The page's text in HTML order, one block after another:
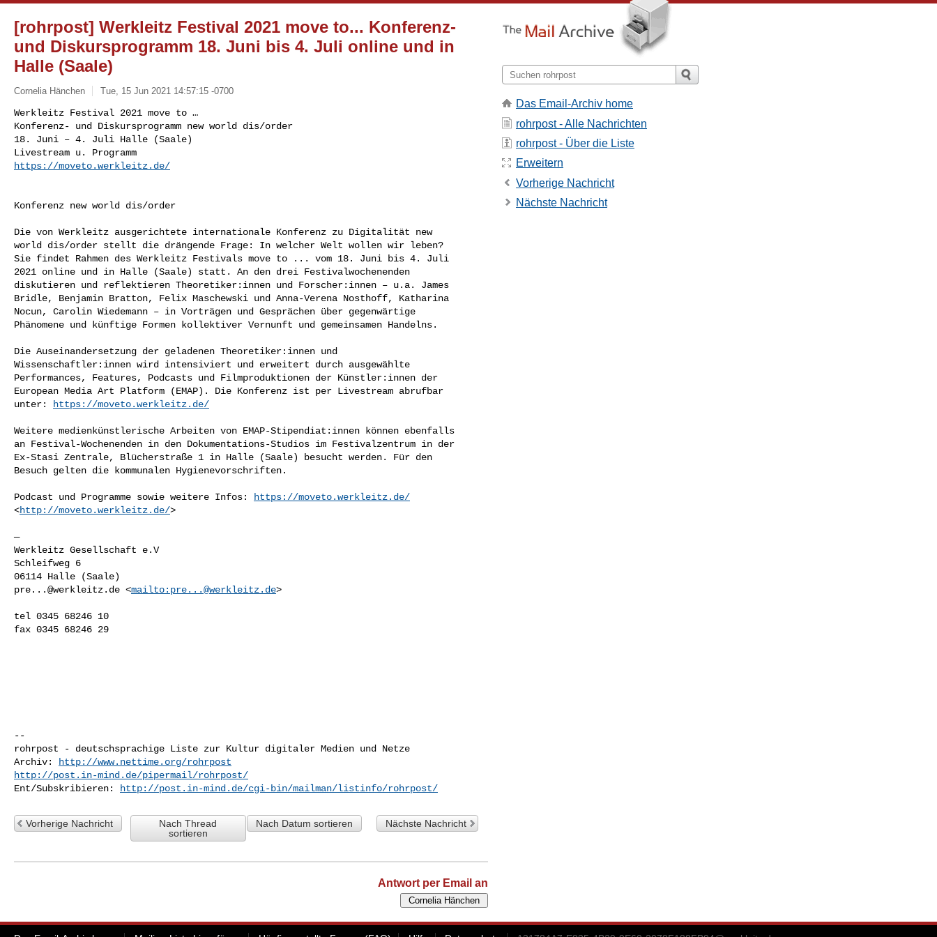
[rohrpost] Werkleitz Festival 2021 move to... Konferenz-
und Diskursprogramm 18. Juni bis 4. Juli online und in
Halle (Saale)
Cornelia Hänchen Tue, 15 Jun 2021 14:57:15 -0700
Werkleitz Festival 2021 move to …
Konferenz- und Diskursprogramm new world dis/order
18. Juni – 4. Juli Halle (Saale)
https://moveto.werkleitz.de/
Konferenz new world dis/order
Die von Werkleitz ausgerichtete internationale Konferenz zu Digitalität new
world dis/order stellt die drängende Frage: In welcher Welt wollen wir leben?
Sie findet Rahmen des Werkleitz Festivals move to ... vom 18. Juni bis 4. Juli
2021 online und in Halle (Saale) statt. An den drei Festivalwochenenden
diskutieren und reflektieren Theoretiker:innen und Forscher:innen – u.a. James
Bridle, Benjamin Bratton, Felix Maschewski und Anna-Verena Nosthoff, Katharina
Nocun, Carolin Wiedemann – in Vorträgen und Gesprächen über gegenwärtige
Phänomene und künftige Formen kollektiver Vernunft und gemeinsamen Handelns.
Die Auseinandersetzung der geladenen Theoretiker:innen und
Wissenschaftler:innen wird intensiviert und erweitert durch ausgewählte
Performances, Features, Podcasts und Filmproduktionen der Künstler:innen der
European Media Art Platform (EMAP). Die Konferenz ist per Livestream abrufbar
unter:
https://moveto.werkleitz.de/
Weitere medienkünstlerische Arbeiten von EMAP-Stipendiat:innen können ebenfalls
an Festival-Wochenenden in den Dokumentations-Studios im Festivalzentrum in der
Ex-Stasi Zentrale, Blücherstraße 1 in Halle (Saale) besucht werden. Für den
Besuch gelten die kommunalen Hygienevorschriften.
Podcast und Programme sowie weitere Infos:
https://moveto.werkleitz.de/
<http://moveto.werkleitz.de/>
—
Werkleitz Gesellschaft e.V
Schleifweg 6
pre...@werkleitz.de <mailto: pre...@werkleitz.de>
tel 0345 68246 10
fax 0345 68246 29
--
rohrpost - deutschsprachige Liste zur Kultur digitaler Medien und Netze
Archiv:
http://www.nettime.org/rohrpost
http://post.in-mind.de/pipermail/rohrpost/
Ent/Subskribieren:
http://post.in-mind.de/cgi-bin/mailman/listinfo/rohrpost/
Vorherige Nachricht
Nach Thread
sortieren
Nach Datum sortieren Nächste Nachricht
Antwort per Email an
Das Email-Archiv home
rohrpost - Alle Nachrichten
rohrpost - Über die Liste
Erweitern
Vorherige Nachricht
Nächste Nachricht